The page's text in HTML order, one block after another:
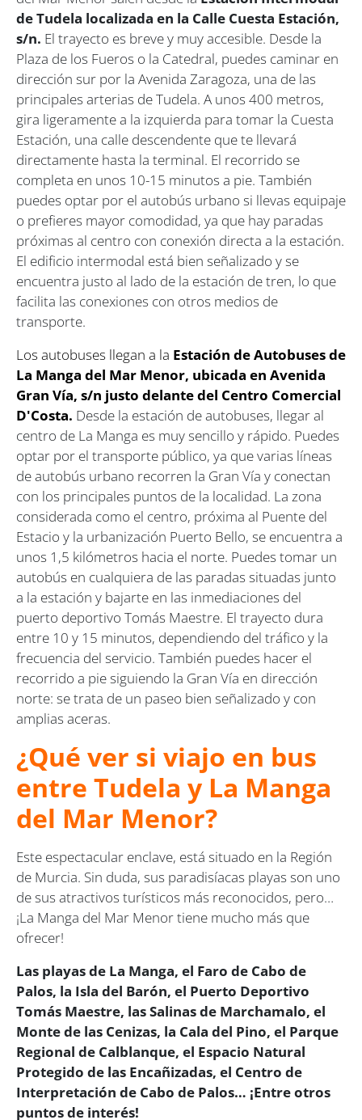
de Tudela localizada en la Calle Cuesta Estación,
s/n. El trayecto es breve y muy accesible. Desde la
Plaza de los Fueros o la Catedral, puedes caminar en
dirección sur por la Avenida Zaragoza, una de las
principales arterias de Tudela. A unos 400 metros,
gira ligeramente a la izquierda para tomar la Cuesta
Estación, una calle descendente que te llevará
directamente hasta la terminal. El recorrido se
completa en unos 10-15 minutos a pie. También
puedes optar por el autobús urbano si llevas equipaje
o prefieres mayor comodidad, ya que hay paradas
próximas al centro con conexión directa a la estación.
El edificio intermodal está bien señalizado y se
encuentra justo al lado de la estación de tren, lo que
facilita las conexiones con otros medios de
transporte.
Los autobuses llegan a la Estación de Autobuses de
La Manga del Mar Menor, ubicada en Avenida
Gran Vía, s/n justo delante del Centro Comercial
D'Costa. Desde la estación de autobuses, llegar al
centro de La Manga es muy sencillo y rápido. Puedes
optar por el transporte público, ya que varias líneas
de autobús urbano recorren la Gran Vía y conectan
con los principales puntos de la localidad. La zona
considerada como el centro, próxima al Puente del
Estacio y la urbanización Puerto Bello, se encuentra a
unos 1,5 kilómetros hacia el norte. Puedes tomar un
autobús en cualquiera de las paradas situadas junto
a la estación y bajarte en las inmediaciones del
puerto deportivo Tomás Maestre. El trayecto dura
entre 10 y 15 minutos, dependiendo del tráfico y la
frecuencia del servicio. También puedes hacer el
recorrido a pie siguiendo la Gran Vía en dirección
norte: se trata de un paseo bien señalizado y con
amplias aceras.
¿Qué ver si viajo en bus
entre Tudela y La Manga
del Mar Menor?
Este espectacular enclave, está situado en la Región
de Murcia. Sin duda, sus paradisíacas playas son uno
de sus atractivos turísticos más reconocidos, pero…
¡La Manga del Mar Menor tiene mucho más que
ofrecer!
Las playas de La Manga, el Faro de Cabo de
Palos, la Isla del Barón, el Puerto Deportivo
Tomás Maestre, las Salinas de Marchamalo, el
Monte de las Cenizas, la Cala del Pino, el Parque
Regional de Calblanque, el Espacio Natural
Protegido de las Encañizadas, el Centro de
Interpretación de Cabo de Palos… ¡Entre otros
puntos de interés!